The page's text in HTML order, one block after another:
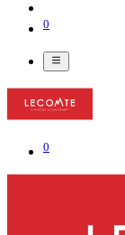
0
0